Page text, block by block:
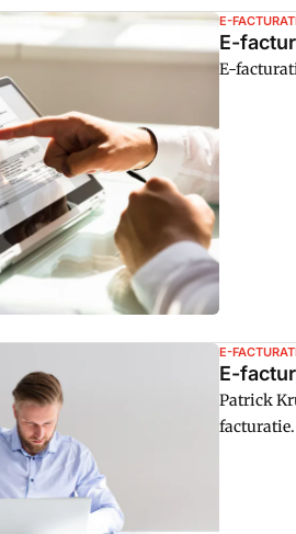
E-
E-
E-
E-
E-
Patrick
facturatie.